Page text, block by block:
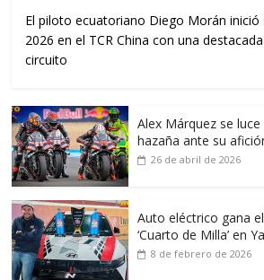
El piloto ecuatoriano Diego Morán inició
2026 en el TCR China con una
circuito
Alex Márquez se
hazaña ante su
26 de abril de 2026
Auto eléctrico gana
‘Cuarto de Milla’ en
8 de febrero de 2026